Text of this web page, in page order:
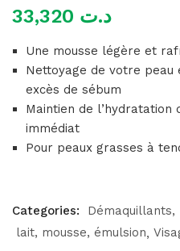
د.ت
Une mousse légère et
Nettoyage de votre peau
excès de sébum
Maintien de
immédiat
Pour peaux grasses à
Categories:
Démaquillants,
lait, mousse, émulsion